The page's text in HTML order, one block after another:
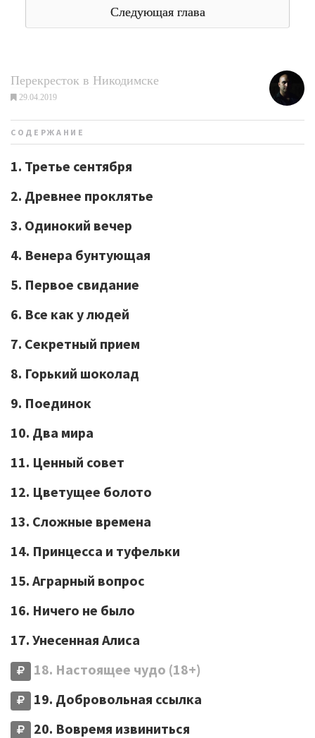
Следующая глава
Перекресток в Никодимске
29.04.2019
СОДЕРЖАНИЕ
1. Третье сентября
2. Древнее проклятье
3. Одинокий вечер
4. Венера бунтующая
5. Первое свидание
6. Все как у людей
7. Секретный прием
8. Горький шоколад
9. Поединок
10. Два мира
11. Ценный совет
12. Цветущее болото
13. Сложные времена
14. Принцесса и туфельки
15. Аграрный вопрос
16. Ничего не было
17. Унесенная Алиса
18. Настоящее чудо (18+)
19. Добровольная ссылка
20. Вовремя извиниться